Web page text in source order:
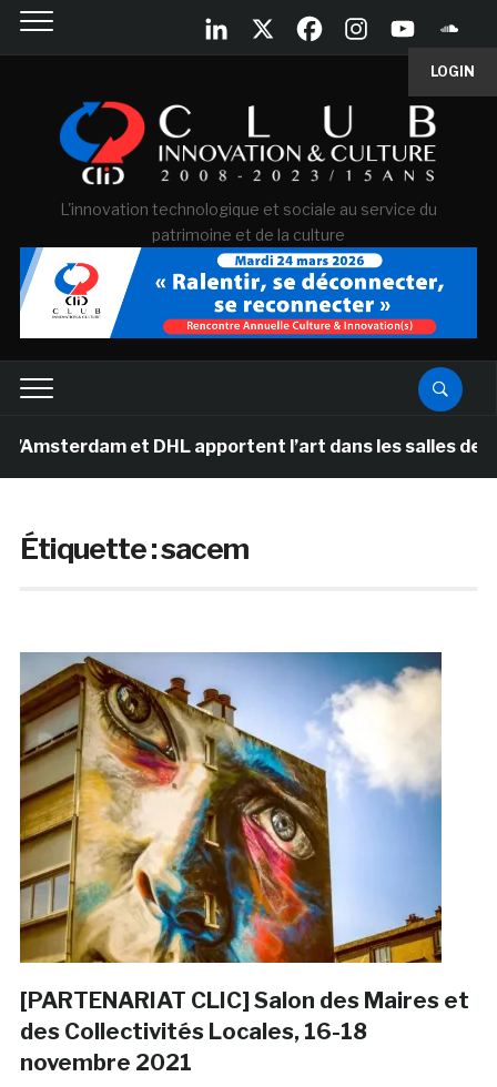
LOGIN
L'innovation technologique et sociale au service du
patrimoine et de la culture
et DHL apportent l’art dans les salles de classe
Étiquette :sacem
[PARTENARIAT CLIC] Salon des Maires et
des Collectivités Locales, 16-18
novembre 2021